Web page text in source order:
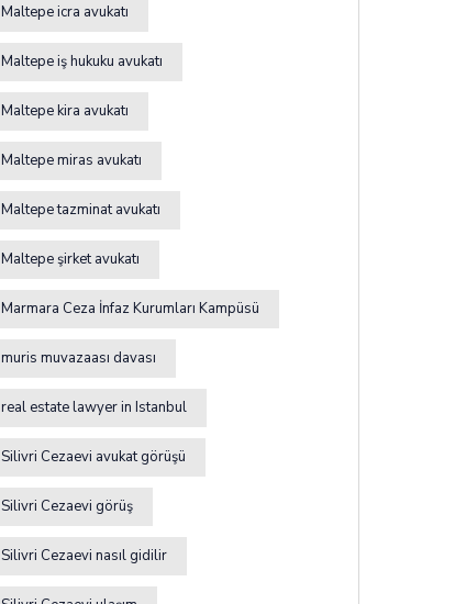
Maltepe icra avukatı
Maltepe iş hukuku avukatı
Maltepe kira avukatı
Maltepe miras avukatı
Maltepe tazminat avukatı
Maltepe şirket avukatı
Marmara Ceza İnfaz Kurumları Kampüsü
muris muvazaası davası
real estate lawyer in Istanbul
Silivri Cezaevi avukat görüşü
Silivri Cezaevi görüş
Silivri Cezaevi nasıl gidilir